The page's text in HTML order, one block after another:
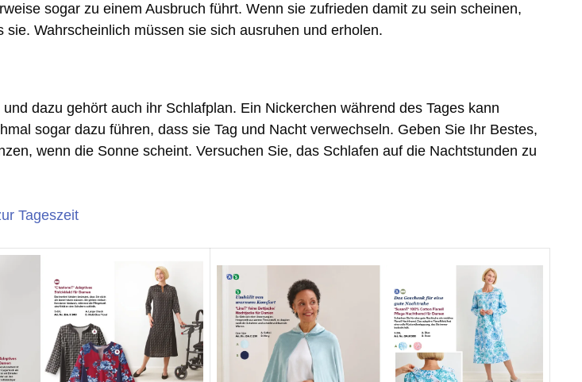
sogar zu einem Ausbruch führt. Wenn sie zufrieden damit zu sein scheinen,
Wahrscheinlich müssen sie sich ausruhen und erholen.
dazu gehört auch ihr Schlafplan. Ein Nickerchen während des Tages kann
sogar dazu führen, dass sie Tag und Nacht verwechseln. Geben Sie Ihr Bestes,
wenn die Sonne scheint. Versuchen Sie, das Schlafen auf die Nachtstunden zu
Tageszeit